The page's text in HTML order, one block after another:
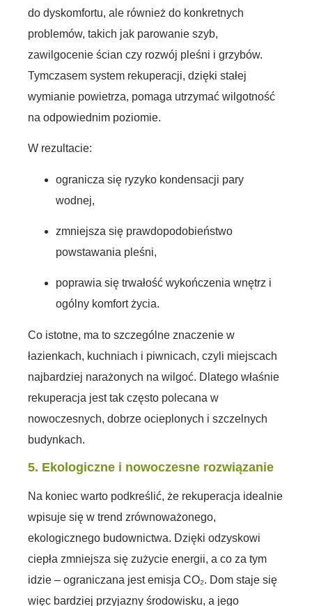
do dyskomfortu, ale również do konkretnych
problemów, takich jak parowanie szyb,
zawilgocenie ścian czy rozwój pleśni i grzybów.
Tymczasem system rekuperacji, dzięki stałej
wymianie powietrza, pomaga utrzymać wilgotność
na odpowiednim poziomie.
W rezultacie:
ogranicza się ryzyko kondensacji pary
wodnej,
zmniejsza się prawdopodobieństwo
powstawania pleśni,
poprawia się trwałość wykończenia wnętrz i
ogólny komfort życia.
Co istotne, ma to szczególne znaczenie w
łazienkach, kuchniach i piwnicach, czyli miejscach
najbardziej narażonych na wilgoć. Dlatego właśnie
rekuperacja jest tak często polecana w
nowoczesnych, dobrze ocieplonych i szczelnych
budynkach.
5. Ekologiczne i nowoczesne rozwiązanie
Na koniec warto podkreślić, że rekuperacja idealnie
wpisuje się w trend zrównoważonego,
ekologicznego budownictwa. Dzięki odzyskowi
ciepła zmniejsza się zużycie energii, a co za tym
idzie – ograniczana jest emisja CO₂. Dom staje się
więc bardziej przyjazny środowisku, a jego